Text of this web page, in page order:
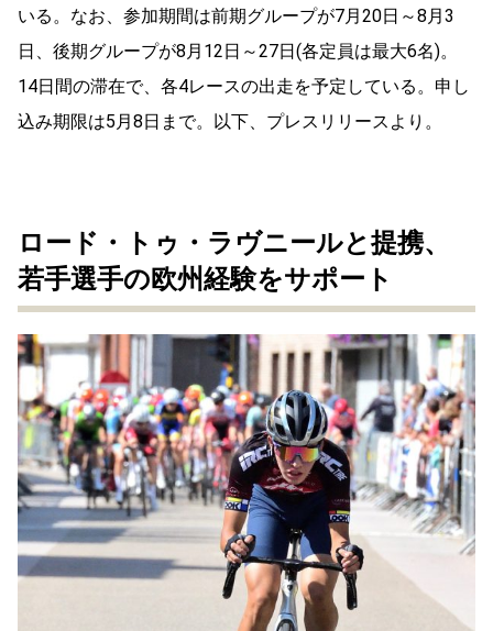
いる。なお、参加期間は前期グループが7月20日～8月3
日、後期グループが8月12日～27日(各定員は最大6名)。
14日間の滞在で、各4レースの出走を予定している。申し
込み期限は5月8日まで。以下、プレスリリースより。
ロード・トゥ・ラヴニールと提携、
若手選手の欧州経験をサポート